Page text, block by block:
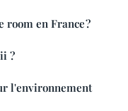
room en France ?
?
l'environnement